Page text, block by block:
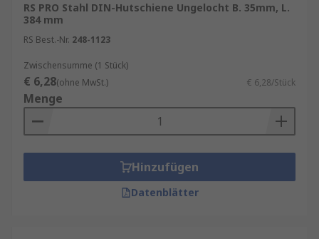
RS PRO Stahl DIN-Hutschiene Ungelocht B. 35mm, L.
384 mm
RS Best.-Nr. 248-1123
Zwischensumme (1 Stück)
€ 6,28(ohne MwSt.) € 6,28/Stück
Menge
Hinzufügen
Datenblätter